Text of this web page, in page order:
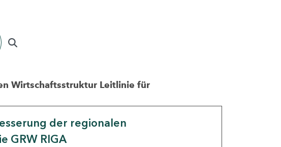
Wirtschaftsstruktur Leitlinie für
der regionalen
GRW RIGA